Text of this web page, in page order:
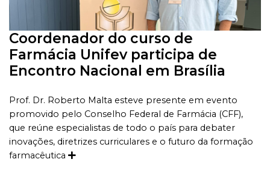
Coordenador do curso de
Farmácia Unifev participa de
Encontro Nacional em Brasília
Prof. Dr. Roberto Malta esteve presente em evento
promovido pelo Conselho Federal de Farmácia (CFF),
que reúne especialistas de todo o país para debater
inovações, diretrizes curriculares e o futuro da formação
farmacêutica